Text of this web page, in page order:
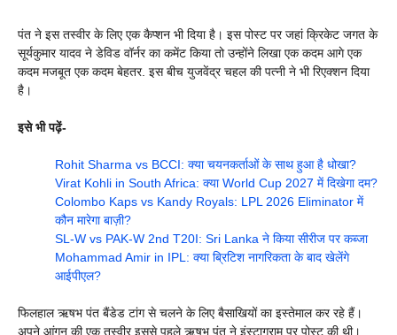
पंत ने इस तस्वीर के लिए एक कैप्शन भी दिया है। इस पोस्ट पर जहां क्रिकेट जगत के
सूर्यकुमार यादव ने डेविड वॉर्नर का कमेंट किया तो उन्होंने लिखा एक कदम आगे एक
कदम मजबूत एक कदम बेहतर. इस बीच युजवेंद्र चहल की पत्नी ने भी रिएक्शन दिया
है।
इसे भी पढ़ें-
Rohit Sharma vs BCCI: क्या चयनकर्ताओं के साथ हुआ है धोखा?
Virat Kohli in South Africa: क्या World Cup 2027 में दिखेगा दम?
Colombo Kaps vs Kandy Royals: LPL 2026 Eliminator में
कौन मारेगा बाज़ी?
SL-W vs PAK-W 2nd T20I: Sri Lanka ने किया सीरीज पर कब्जा
Mohammad Amir in IPL: क्या ब्रिटिश नागरिकता के बाद खेलेंगे
आईपीएल?
फिलहाल ऋषभ पंत बैंडेड टांग से चलने के लिए बैसाखियों का इस्तेमाल कर रहे हैं।
अपने आंगन की एक तस्वीर इससे पहले ऋषभ पंत ने इंस्टाग्राम पर पोस्ट की थी।